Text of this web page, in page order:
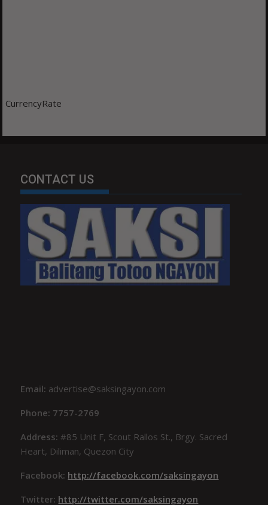
CurrencyRate
CONTACT US
Email: advertise@saksingayon.com
Phone: 7757-2769
Address:#85 Unit F, Scout Rallos St., Brgy. Sacred
Heart, Diliman, Quezon City
Facebook: http://facebook.com/saksingayon
Twitter: http://twitter.com/saksingayon